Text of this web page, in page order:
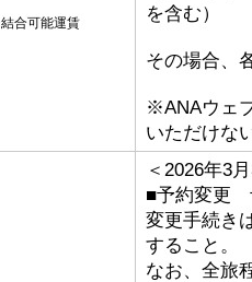
結合可能運賃
を含む）
その場合、
※ANAウェ
いただけな
＜2026年3
■予約変更
変更手続き
すること。
なお、全旅